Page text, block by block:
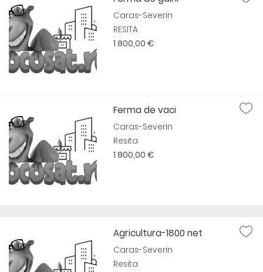
Caras-Severin
RESITA
1 800,00 €
Ferma de vaci
Caras-Severin
Resita
1 800,00 €
Agricultura-1800 net
Caras-Severin
Resita